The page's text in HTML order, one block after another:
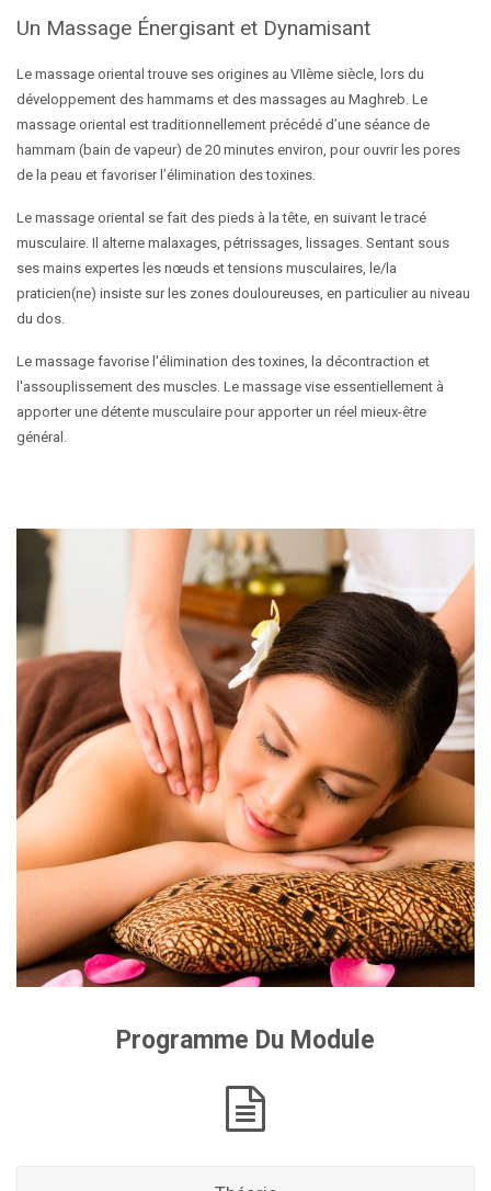
Un Massage Énergisant et Dynamisant
Le massage oriental trouve ses origines au VIIème siècle, lors du
développement des hammams et des massages au Maghreb. Le
massage oriental est traditionnellement précédé d’une séance de
hammam (bain de vapeur) de 20 minutes environ, pour ouvrir les pores
de la peau et favoriser l’élimination des toxines.
Le massage oriental se fait des pieds à la tête, en suivant le tracé
musculaire. Il alterne malaxages, pétrissages, lissages. Sentant sous
ses mains expertes les nœuds et tensions musculaires, le/la
praticien(ne) insiste sur les zones douloureuses, en particulier au niveau
du dos.
Le massage favorise l'élimination des toxines, la décontraction et
l'assouplissement des muscles. Le massage vise essentiellement à
apporter une détente musculaire pour apporter un réel mieux-être
général.
Programme Du Module